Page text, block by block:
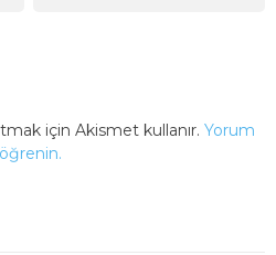
için Akismet kullanır. Yorum